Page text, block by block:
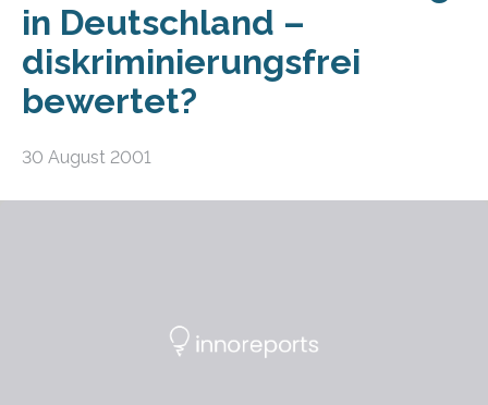
in Deutschland –
diskriminierungsfrei
bewertet?
30 August 2001